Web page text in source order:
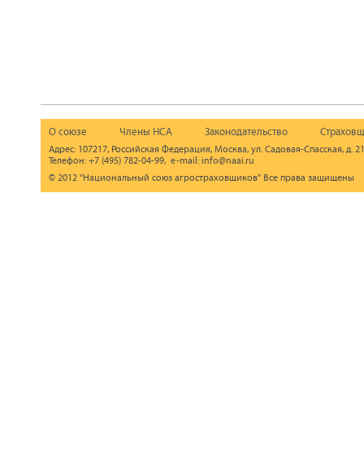
О союзе Члены НСА Законодательство
Адрес: 107217, Российская Федерация, Москва, ул. Садовая-Спасская, д.
Телефон: +7 (495) 782-04-99, e-mail: info@naai.ru
© 2012 "Национальный союз агростраховщиков" Все права защищены